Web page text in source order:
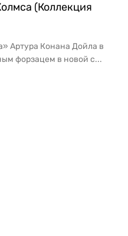
(Коллекция
Артура Конана Дойла в
форзацем в новой с...